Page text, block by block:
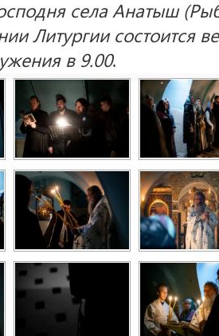
села Анатыш
Литургии состоится
в 9.00.